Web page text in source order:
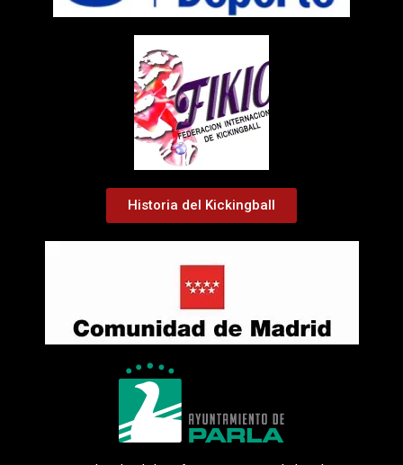
Historia del Kickingball